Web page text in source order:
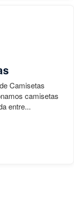
Camisetas
camisetas
entre...